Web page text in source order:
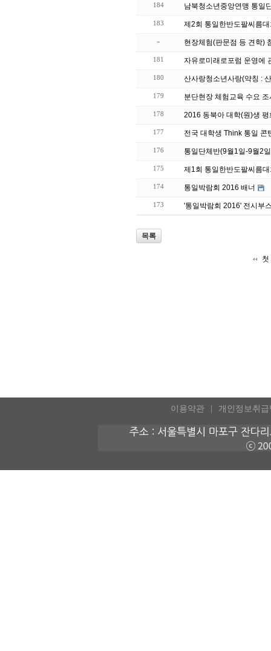
184 남북청소년중앙연맹 통일
183 제2회 통일한반도팔씨름
» 현장체험(판문점 등 견학)
181 자유로미래로포럼 운영에
180 산사랑청소년사랑(약칭 :
179 분단현장 체험교육 수요
178 2016 동북아 대학(원)생
177 전국 대학생 Think 통일 콘
176 통일단체반(9월1일-9월2
175 제1회 통일한반도팔씨름
174 통일박람회 2016 배너
173 '통일박람회 2016' 전시부
목록
첫
이용약관 개인정보취급